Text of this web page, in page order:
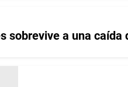
sobrevive a una caída